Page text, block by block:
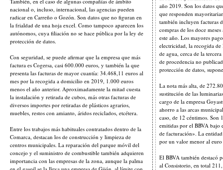
nacional o, incluso, internacional, las agencias pueden
radicar en Carreño o Gozón. Son datos que no figuran en
la frialdad de una hoja excel. Como tampoco aparecen los
autónomos, cuya filiación no se hace pública por la ley de
protección de datos.
Con seguridad, se puede afirmar que la empresa que más
factura es Cogersa, casi 600.000 euros, y también la que
presenta las facturas de mayor cuantía: 34.468,11 euros al
mes por la recogida a domicilio en 2019, 1.000 euros
menos el año anterior. Aproximadamente la mitad cuesta
la instalación y retirada de cubos, más otras facturas de
diversos importes por retiradas de plásticos agrarios,
muebles, restos con amianto, áridos reciclados, etcétera.
Entre los trabajos más habituales contratados dentro de la
Comarca, destacan los de construcción y limpieza de
centros municipales. La reparación del parque móvil del
concejo y el suministro de combustible también adquieren
importancia con las empresas de la zona, aunque la palma
año 2019. Son los datos
que responden
también incluyen facturas
compras de los doce
este año. Los mayores
electricidad, la recogida de
de agua, cerca de la
de procedencia no
protección de datos,
La nota más alta, de
sustitución de las
cargo de la empresa
ahorro a las arcas
caso, de 12 céntimos. Son
emitidas por el BBVA
de facturación». La
por un valor menor al
El BBVA también destacó
al Consistorio, en total